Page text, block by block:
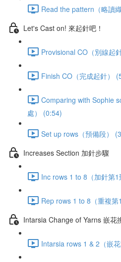
Read the pattern（略讀
Let's Cast on! 來起針吧！
Provisional CO（別線起
Finish CO（完成起針）
Comparing with Sophie
處） (0:54)
Set up rows（預備段）
Increases Section 加針步驟
Inc rows 1 to 8（加針第
Rep rows 1 to 8（重複
Intarsia Change of Yarns 嵌花
Intarsia rows 1 & 2（嵌